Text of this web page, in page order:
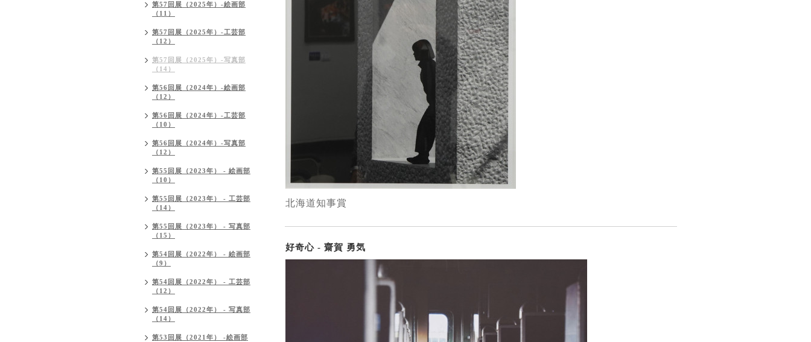
北海道知事賞
好奇心 - 齋賀 勇気
第57回展（2025年）-絵画部
（11）
第57回展（2025年）-工芸部
（12）
第57回展（2025年）-写真部
（14）
第56回展（2024年）-絵画部
（12）
第56回展（2024年）-工芸部
（10）
第56回展（2024年）-写真部
（12）
第55回展（2023年） - 絵画部
（10）
第55回展（2023年） - 工芸部
（14）
第55回展（2023年） - 写真部
（15）
第54回展（2022年） - 絵画部
（9）
第54回展（2022年） - 工芸部
（12）
第54回展（2022年） - 写真部
（14）
第53回展（2021年） -絵画部